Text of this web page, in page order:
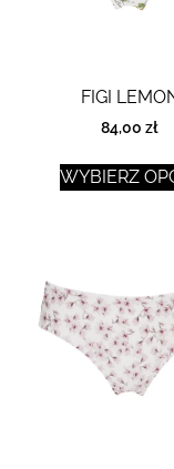
FIGI
84,00 zł
WYBIERZ